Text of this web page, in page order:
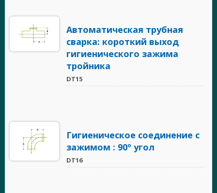
Автоматическая трубная
сварка: короткий выход
гигиенического зажима
тройника
DT15
Гигиеническое соединение с
зажимом : 90º угол
DT16